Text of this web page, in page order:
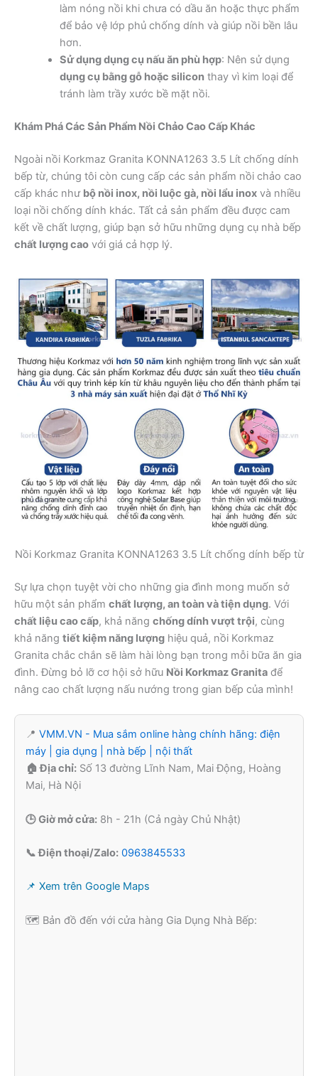
làm nóng nồi khi chưa có dầu ăn hoặc thực phẩm
để bảo vệ lớp phủ chống dính và giúp nồi bền lâu
hơn.
Sử dụng dụng cụ nấu ăn phù hợp: Nên sử dụng
dụng cụ bằng gỗ hoặc siliconthay vì kim loại để
tránh làm trầy xước bề mặt nồi.
Khám Phá Các Sản Phẩm Nồi Chảo Cao Cấp Khác
Ngoài nồi Korkmaz Granita KONNA1263 3.5 Lít chống dính
bếp từ, chúng tôi còn cung cấp các sản phẩm nồi chảo cao
cấp khác như bộ nồi inox, nồi luộc gà, nồi lẩu inox và nhiều
loại nồi chống dính khác. Tất cả sản phẩm đều được cam
kết về chất lượng, giúp bạn sở hữu những dụng cụ nhà bếp
chất lượng cao với giá cả hợp lý.
Nồi Korkmaz Granita KONNA1263 3.5 Lít chống dính bếp từ
Sự lựa chọn tuyệt vời cho những gia đình mong muốn sở
hữu một sản phẩm chất lượng, an toàn và tiện dụng. Với
chất liệu cao cấp, khả năng chống dính vượt trội, cùng
khả năng tiết kiệm năng lượng hiệu quả, nồi Korkmaz
Granita chắc chắn sẽ làm hài lòng bạn trong mỗi bữa ăn gia
đình. Đừng bỏ lỡ cơ hội sở hữu Nồi Korkmaz Granita để
nâng cao chất lượng nấu nướng trong gian bếp của mình!
📍 VMM.VN - Mua sắm online hàng chính hãng: điện
máy | gia dụng | nhà bếp | nội thất
🏠 Địa chỉ: Số 13 đường Lĩnh Nam, Mai Động, Hoàng
Mai, Hà Nội
🕒 Giờ mở cửa: 8h - 21h (Cả ngày Chủ Nhật)
📞 Điện thoại/Zalo: 0963845533
📌 Xem trên Google Maps
🗺️ Bản đồ đến với cửa hàng Gia Dụng Nhà Bếp: